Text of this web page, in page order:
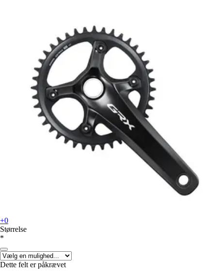
+0
Størrelse
*
Dette felt er påkrævet